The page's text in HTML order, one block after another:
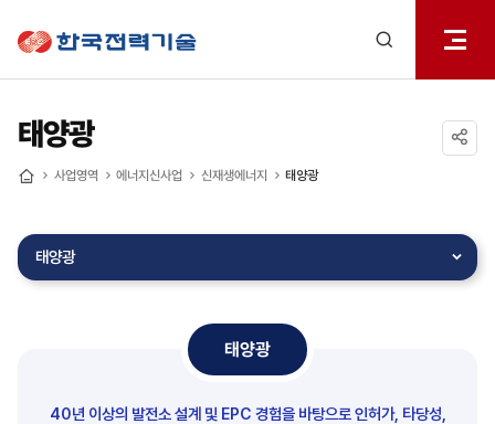
열기
태양광
사업영역 에너지신사업 신재생에너지 태양광
태양광
태양광
40년 이상의 발전소 설계 및 EPC 경험을 바탕으로 인허가, 타당성,